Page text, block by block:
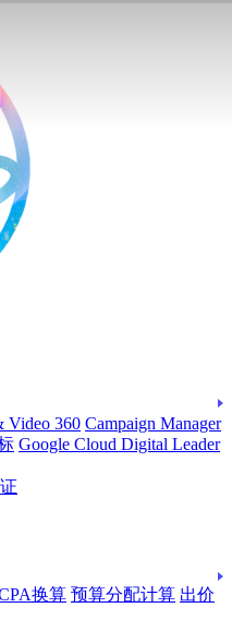
Video 360 Campaign Manager
Google Cloud Digital Leader
换算 预算分配计算 出价